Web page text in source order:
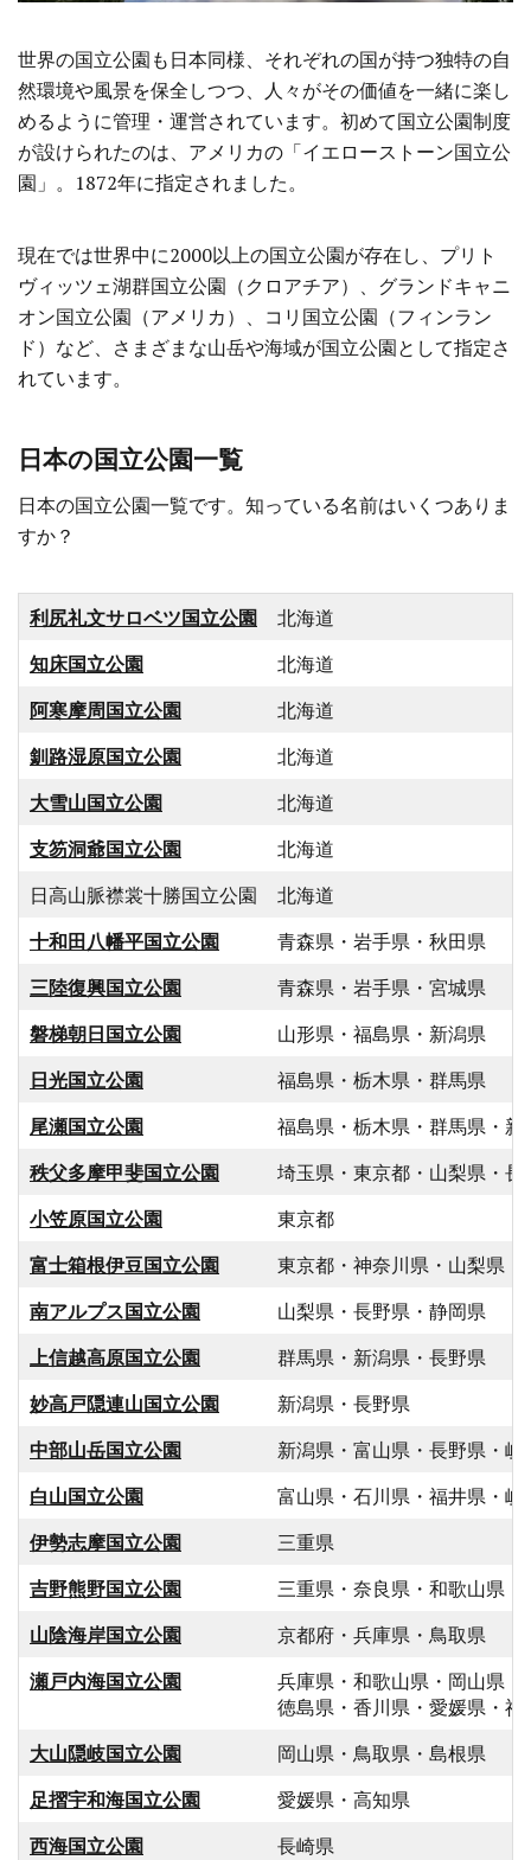
世界の国立公園も日本同様、それぞれの国が持つ独特の自
然環境や風景を保全しつつ、人々がその価値を一緒に楽し
めるように管理・運営されています。初めて国立公園制度
が設けられたのは、アメリカの「イエローストーン国立公
園」。1872年に指定されました。
現在では世界中に2000以上の国立公園が存在し、プリト
ヴィッツェ湖群国立公園（クロアチア）、グランドキャニ
オン国立公園（アメリカ）、コリ国立公園（フィンラン
ド）など、さまざまな山岳や海域が国立公園として指定さ
れています。
日本の国立公園一覧
日本の国立公園一覧です。知っている名前はいくつありま
すか？
利尻礼文サロベツ国立公園
北海道
知床国立公園
北海道
阿寒摩周国立公園
北海道
釧路湿原国立公園
北海道
大雪山国立公園
北海道
支笏洞爺国立公園
北海道
日高山脈襟裳十勝国立公園
北海道
十和田八幡平国立公園
青森県・岩手県・秋田県
三陸復興国立公園
青森県・岩手県・宮城県
磐梯朝日国立公園
山形県・福島県・新潟県
日光国立公園
福島県・栃木県・群馬県
尾瀬国立公園
福島県・栃木県・群馬県・新
秩父多摩甲斐国立公園
埼玉県・東京都・山梨県・長
小笠原国立公園
東京都
富士箱根伊豆国立公園
東京都・神奈川県・山梨県・
南アルプス国立公園
山梨県・長野県・静岡県
上信越高原国立公園
群馬県・新潟県・長野県
妙高戸隠連山国立公園
新潟県・長野県
中部山岳国立公園
新潟県・富山県・長野県・岐
白山国立公園
富山県・石川県・福井県・岐
伊勢志摩国立公園
三重県
吉野熊野国立公園
三重県・奈良県・和歌山県
山陰海岸国立公園
京都府・兵庫県・鳥取県
瀬戸内海国立公園
兵庫県・和歌山県・岡山県
徳島県・香川県・愛媛県・福
大山隠岐国立公園
岡山県・鳥取県・島根県
足摺宇和海国立公園
愛媛県・高知県
西海国立公園
長崎県